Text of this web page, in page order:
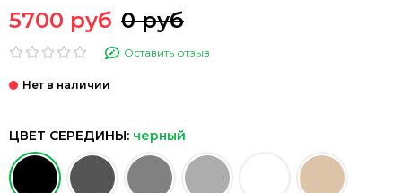
5700 руб 0 руб
Оставить отзыв
ЦВЕТ СЕРЕДИНЫ: черный